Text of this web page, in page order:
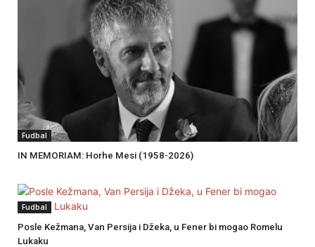
Fudbal
IN MEMORIAM: Horhe Mesi (1958-2026)
Fudbal
Posle Kežmana, Van Persija i Džeka, u Fener bi mogao Romelu
Lukaku